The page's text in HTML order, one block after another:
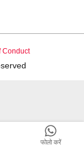
Conduct
फोलो करें